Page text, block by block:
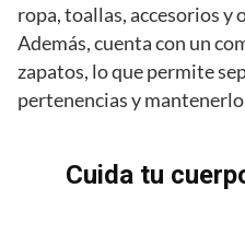
ropa, toallas, accesorios y
Además, cuenta con un
zapatos, lo que permite
pertenencias y
Cuida tu